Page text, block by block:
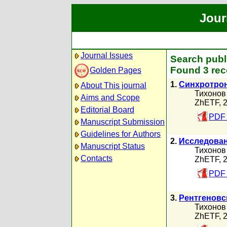
Journal Issues
Golden Pages
About This journal
Aims and Scope
Editorial Board
Manuscript Submission
Guidelines for Authors
Manuscript Status
Contacts
Search
Found 3
1.
ZhETF,
2.
ZhETF,
3.
ZhETF,